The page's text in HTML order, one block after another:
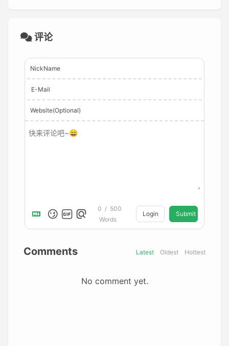
评论
NickName
E-Mail
Website(Optional)
0 / 500
Words
Login Submit
Comments Latest Oldest Hottest
No comment yet.